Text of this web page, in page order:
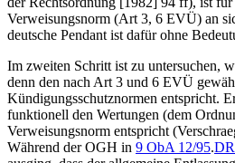
Verweisungsnorm (Art 3, 6 EVÜ) an
deutsche Pendant ist dafür ohne
Im zweiten Schritt ist zu untersuchen,
denn den nach Art 3 und 6 EVÜ
Kündigungsschutznormen entspricht.
funktionell den Wertungen (dem
Verweisungsnorm entspricht (
Während der OGH in 9 ObA 12/95.